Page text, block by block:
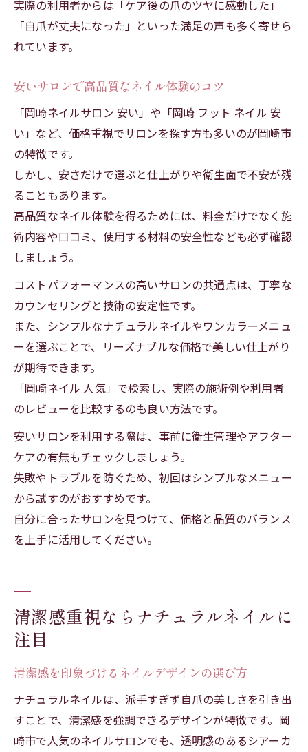
実際の利用者からは「ケア後の爪のツヤに感動した」
「自爪が丈夫になった」といった満足の声も多く寄せら
れています。
安いサロンで高品質なネイル体験のコツ
「岡崎ネイルサロン 安い」や「岡崎 フット ネイル 安
い」など、価格重視でサロンを探す方も多いのが岡崎市
の特徴です。
しかし、安さだけで選ぶと仕上がりや衛生面で不安が残
ることもあります。
高品質なネイル体験を得るためには、料金だけでなく施
術内容や口コミ、使用する材料の安全性なども必ず確認
しましょう。
コストパフォーマンスの高いサロンの共通点は、丁寧な
カウンセリングと技術の安定性です。
また、シンプルなナチュラルネイルやワンカラーメニュ
ーを選ぶことで、リーズナブルな価格で美しい仕上がり
が期待できます。
「岡崎ネイル 人気」で検索し、実際の施術例や利用者
のレビューを比較するのも良い方法です。
安いサロンを利用する際は、事前に衛生管理やアフター
ケアの有無もチェックしましょう。
失敗やトラブルを防ぐため、初回はシンプルなメニュー
から試すのがおすすめです。
自分に合ったサロンを見つけて、価格と品質のバランス
を上手に活用してください。
清潔感重視ならナチュラルネイルに
注目
清潔感を印象づけるネイルデザインの選び方
ナチュラルネイルは、派手すぎず自爪の美しさを引き出
すことで、清潔感を強調できるデザインが特徴です。岡
崎市で人気のネイルサロンでも、透明感のあるシアーカ